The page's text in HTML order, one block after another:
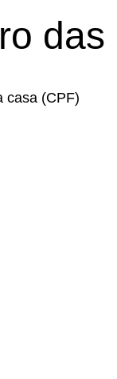
das
casa (CPF)